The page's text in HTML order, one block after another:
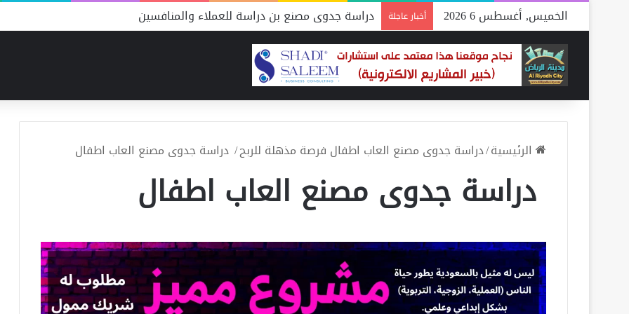
الخميس, أغسطس 6 2026 أخبار عاجلة دراسة جدوى مصنع بن دراسة للعملاء والمنافسين
الرئيسية/دراسة جدوى مصنع العاب اطفال فرصة مذهلة للربح/ دراسة جدوى مصنع العاب اطفال
دراسة جدوى مصنع العاب اطفال